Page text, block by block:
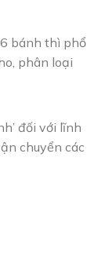
bánh thì phổ
phân loại
đối với lĩnh
chuyển các